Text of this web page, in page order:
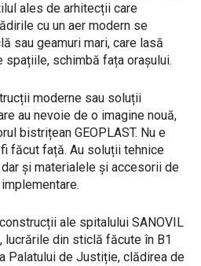
ales de arhitecții care
cu un aer modern se
sau geamuri mari, care lasă
spațiile, schimbă fața orașului.
moderne sau soluții
au nevoie de o imagine nouă,
bistrițean GEOPLAST. Nu e
făcut față. Au soluții tehnice
și materialele și accesorii de
ale spitalului SANOVIL
lucrările din sticlă făcute în B1
Palatului de Justiție, clădirea de